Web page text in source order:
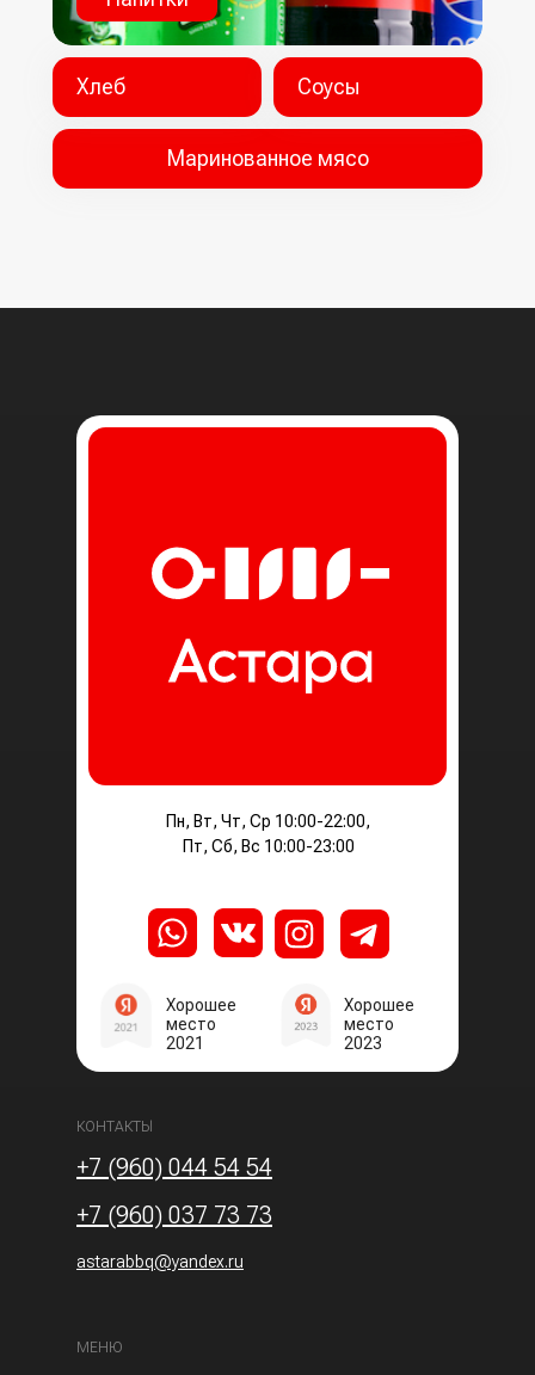
Маринованное мясо
Хлеб Соусы
МЕНЮ
КОНТАКТЫ
+7 (960) 044 54 54
+7 (960) 037 73 73
astarabbq@yandex.ru
Хорошее
место
2021
Пн, Вт, Чт, Ср 10:00-22:00,
Пт, Сб, Вс 10:00-23:00
Хорошее
место
2023